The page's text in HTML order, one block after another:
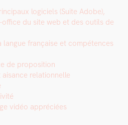
logi­ciels (Suite Adobe),
du site web et des out­ils de
langue française et com­pé­tences
de propo­si­tion
rela­tion­nelle
vidéo appré­ciées